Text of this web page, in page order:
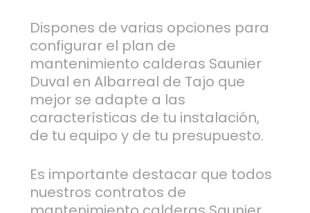
Dispones de varias opciones para
configurar el plan de
mantenimiento calderas Saunier
Duval en Albarreal de Tajo que
mejor se adapte a las
características de tu instalación,
de tu equipo y de tu presupuesto.
Es importante destacar que todos
nuestros contratos de